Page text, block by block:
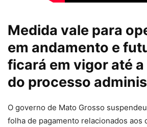
Medida vale para
em andamento e
ficará em vigor até
do processo
O governo de Mato Grosso
folha de pagamento relacionados aos